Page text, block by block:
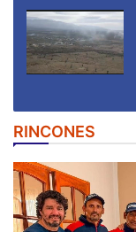
RINCONES